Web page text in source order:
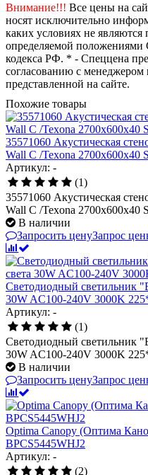
Внимание!!! Все цены на
носят исключительно
каких условиях не
определяемой положениями
кодекса РФ. * - Спеццена
согласованию с менеджером
представленной на сайте.
Похожие товары
35571060 Акустическая
Wall C /Texona 2700x600x40
Артикул: -
(1)
35571060 Акустическая
Wall C /Texona 2700x600x40
В наличии
Запросить ценуЗапрос
Светодиодный светильник
30W AC100-240V 3000K
Артикул: -
(1)
Светодиодный светильник
30W AC100-240V 3000K
В наличии
Запросить ценуЗапрос
Optima Canopy (Оптима
BPCS5445WHJ2
Артикул: -
(2)